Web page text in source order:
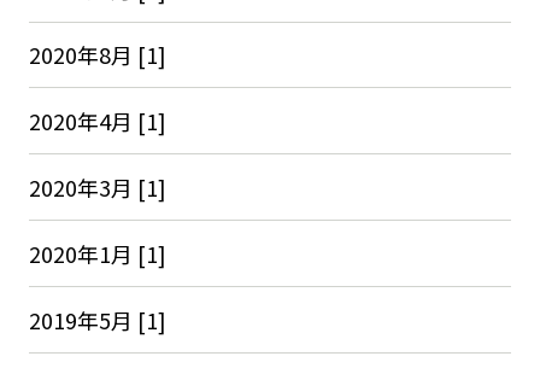
2020年8月 [1]
2020年4月 [1]
2020年3月 [1]
2020年1月 [1]
2019年5月 [1]